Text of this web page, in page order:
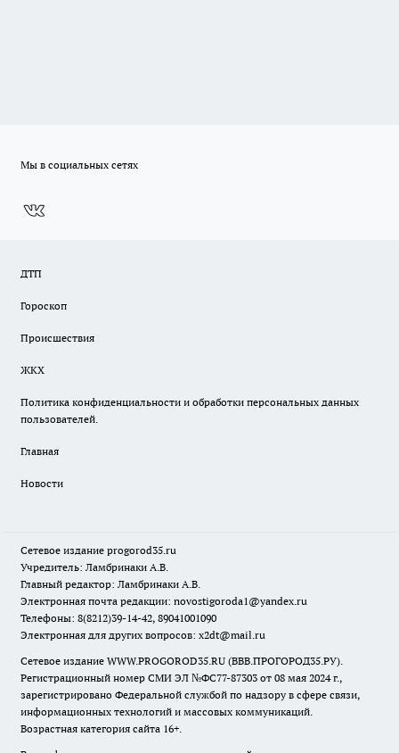
Мы в социальных сетях
ДТП
Гороскоп
Происшествия
ЖКХ
Политика конфиденциальности и обработки персональных данных
пользователей.
Главная
Новости
Сетевое издание progorod35.ru
Учредитель: Ламбринаки А.В.
Главный редактор: Ламбринаки А.В.
Электронная почта редакции: novostigoroda1@yandex.ru
Телефоны: 8(8212)39-14-42, 89041001090
Электронная для других вопросов: x2dt@mail.ru
Сетевое издание WWW.PROGOROD35.RU (ВВВ.ПРОГОРОД35.РУ).
Регистрационный номер СМИ ЭЛ №ФС77-87303 от 08 мая 2024 г.,
зарегистрировано Федеральной службой по надзору в сфере связи,
информационных технологий и массовых коммуникаций.
Возрастная категория сайта 16+.